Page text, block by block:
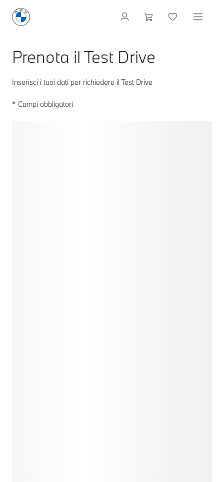
Prenota il Test Drive
Inserisci i tuoi dati per richiedere il Test Drive
* Campi obbligatori